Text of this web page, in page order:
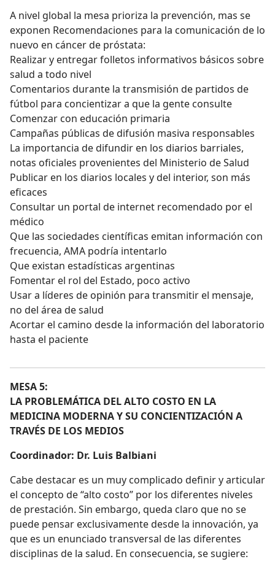
A nivel global la mesa prioriza la prevención, mas se
exponen Recomendaciones para la comunicación de lo
nuevo en cáncer de próstata:
Realizar y entregar folletos informativos básicos sobre
salud a todo nivel
Comentarios durante la transmisión de partidos de
fútbol para concientizar a que la gente consulte
Comenzar con educación primaria
Campañas públicas de difusión masiva responsables
La importancia de difundir en los diarios barriales,
notas oficiales provenientes del Ministerio de Salud
Publicar en los diarios locales y del interior, son más
eficaces
Consultar un portal de internet recomendado por el
médico
Que las sociedades científicas emitan información con
frecuencia, AMA podría intentarlo
Que existan estadísticas argentinas
Fomentar el rol del Estado, poco activo
Usar a líderes de opinión para transmitir el mensaje,
no del área de salud
Acortar el camino desde la información del laboratorio
hasta el paciente
MESA 5:
LA PROBLEMÁTICA DEL ALTO COSTO EN LA
MEDICINA MODERNA Y SU CONCIENTIZACIÓN A
TRAVÉS DE LOS MEDIOS
Coordinador: Dr. Luis Balbiani
Cabe destacar es un muy complicado definir y articular
el concepto de “alto costo” por los diferentes niveles
de prestación. Sin embargo, queda claro que no se
puede pensar exclusivamente desde la innovación, ya
que es un enunciado transversal de las diferentes
disciplinas de la salud. En consecuencia, se sugiere: